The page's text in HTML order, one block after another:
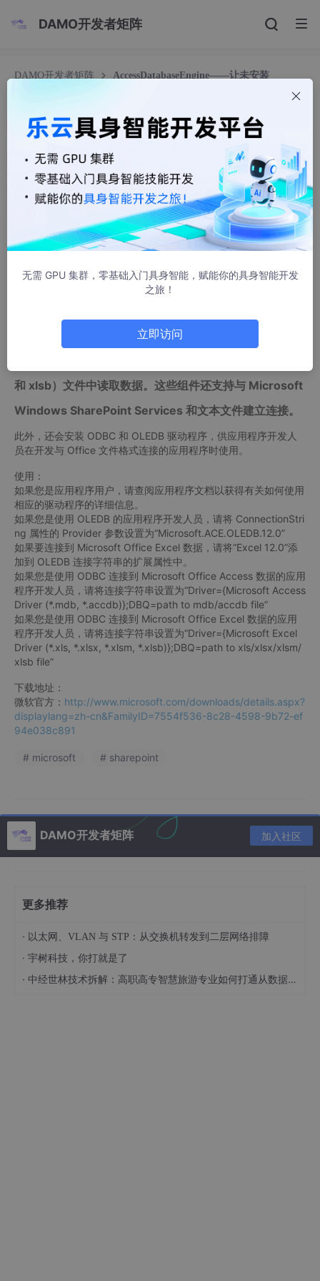
DAMO开发者矩阵
DAMO开发者矩阵
AccessDatabaseEngine——让未安装
AccessDatabaseEngine——让未安装OFFICE20
07的计算机使用accdb
wl1234234
AccessDatabaseEngine
此下载将安装一组组件，非 Microsoft Office 应用程序可
如从 Microsoft Office Access 2007（mdb 和 accd
和 xlsb）文件中读取数据。这些组件还支持与 Microsoft
Windows SharePoint Services 和文本文件建立连接。
此外，还会安装 ODBC 和 OLEDB 驱动程序，供应用程序开发人
员在开发与 Office 文件格式连接的应用程序时使用。
使用：
如果您是应用程序用户，请查阅应用程序文档以获得有关如何使用
相应的驱动程序的详细信息。
如果您是使用 OLEDB 的应用程序开发人员，请将 ConnectionStri
ng 属性的 Provider 参数设置为“Microsoft.ACE.OLEDB.12.0”
如果要连接到 Microsoft Office Excel 数据，请将“Excel 12.0”添
加到 OLEDB 连接字符串的扩展属性中。
如果您是使用 ODBC 连接到 Microsoft Office Access 数据的应用
程序开发人员，请将连接字符串设置为“Driver={Microsoft Access
Driver (*.mdb, *.accdb)};DBQ=path to mdb/accdb file”
如果您是使用 ODBC 连接到 Microsoft Office Excel 数据的应用
程序开发人员，请将连接字符串设置为“Driver={Microsoft Excel
Driver (*.xls, *.xlsx, *.xlsm, *.xlsb)};DBQ=path to xls/xlsx/xlsm/
xlsb file”
下载地址：
微软官方： http://www.microsoft.com/downloads/details.aspx?
displaylang=zh-cn&FamilyID=7554f536-8c28-4598-9b72-ef
94e038c891
# microsoft # sharepoint
DAMO开发者矩阵 加入社区
更多推荐
· 以太网、VLAN 与 STP：从交换机转发到二层网络排障
· 宇树科技，你打就是了
· 中经世林技术拆解：高职高专智慧旅游专业如何打通从数据采集到具身智能的全链路
无需 GPU 集群，零基础入门具身智能，赋能你的具身智能开发
之旅！
立即访问